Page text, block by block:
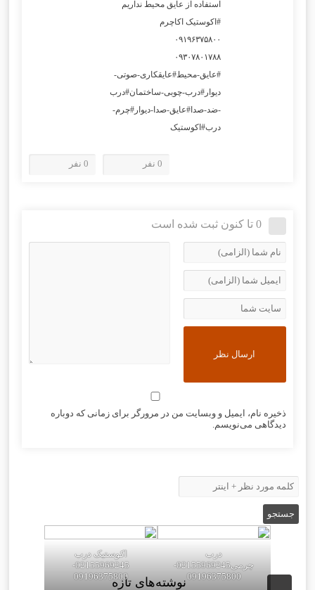
استفاده از عایق محیط نداریم
#اکوستیک اکاچرم
۰۹۱۹۶۳۷۵۸۰۰
۰۹۳۰۷۸۰۱۷۸۸
#عایق-محیط#عایقکاری-صوتی-
دیوار#درب-چوبی-ساختمان#درب
-ضد-صدا#عایق-صدا-دیوار#چرم-
درب#اکوستیک
0 نفر 0 نفر
0 تا کنون ثبت شده است
ذخیره نام، ایمیل و وبسایت من در مرورگر برای زمانی که دوباره
دیدگاهی می‌نویسم.
درب
چرمی02155969245-
09196375800
اکوستیک درب
02155969245-
09196375800نوشته‌های تازه